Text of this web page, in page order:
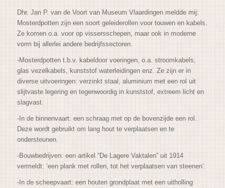
Dhr. Jan P. van de Voort van Museum Vlaardingen meldde mij:
Mosterdpotten zijn een soort geleiderollen voor touwen en kabels.
Ze komen o.a. voor op vissersschepen, maar ook in moderne
vorm bij allerlei andere bedrijfssectoren.
-Mosterdpotten t.b.v. kabeldoor voeringen, o.a. stroomkabels,
glas vezelkabels, kunststof waterleidingen enz. Ze zijn er in
diverse uitvoeringen: verzinkt staal, aluminium met een rol uit
slijtvaste legering en tegenwoordig in kunststof, extreem licht en
slagvast.
-In de binnenvaart: een schraag met op de bovenzijde een rol.
Deze wordt gebruikt om lang hout te verplaatsen en te
ondersteunen.
-Bouwbedrijven: een artikel “De Lagere Vaktalen” uit 1914
vermeldt: ‘een plank met rollen, tot het verplaatsen van steenen’.
-In de scheepvaart: een houten grondplaat met een uitholling